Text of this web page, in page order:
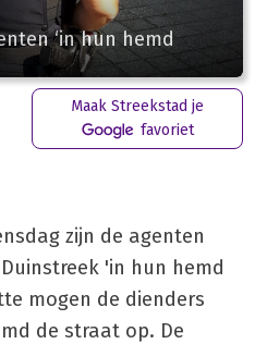
‘in hun hemd
Maak Streekstad je
favoriet
zijn de agenten
'in hun hemd
mogen de dienders
de straat op. De